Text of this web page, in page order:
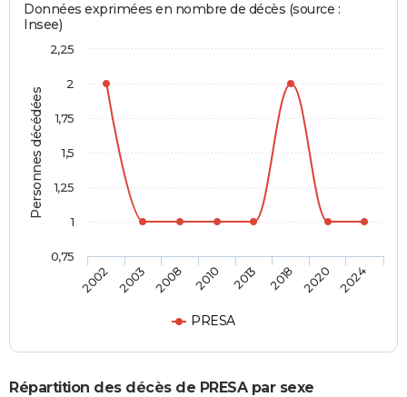
Personnes décédées
Données exprimées en nombre de décès (source :
Insee)
PRESA
2002 2003 2008 2010 2013 2018 2020 2024
0,75
1
1,25
1,5
1,75
2
2,25
Répartition des décès de PRESA par sexe